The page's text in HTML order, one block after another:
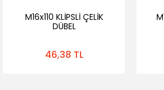
M16x110 KLİPSLİ ÇELİK
DÜBEL
46,38 TL